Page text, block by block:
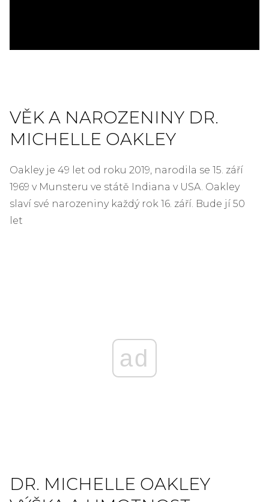
VĚK A NAROZENINY DR.
MICHELLE OAKLEY
Oakley je 49 let od roku 2019, narodila se 15. září
1969 v Munsteru ve státě Indiana v USA. Oakley
slaví své narozeniny každý rok 16. září. Bude jí 50
let
ad
DR. MICHELLE OAKLEY